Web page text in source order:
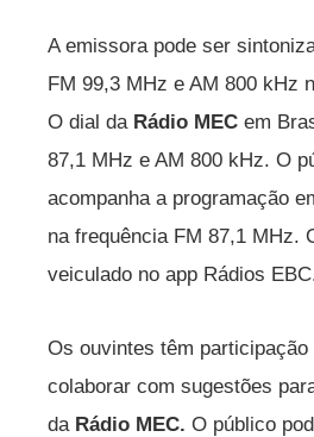
A emissora pode ser
FM 99,3 MHz e AM 800 kHz
O dial da Rádio MEC em
87,1 MHz e AM 800 kHz. O
acompanha a programação
na frequência FM 87,1 MHz.
veiculado no app Rádios
Os ouvintes têm participação
colaborar com sugestões
da Rádio MEC. O público